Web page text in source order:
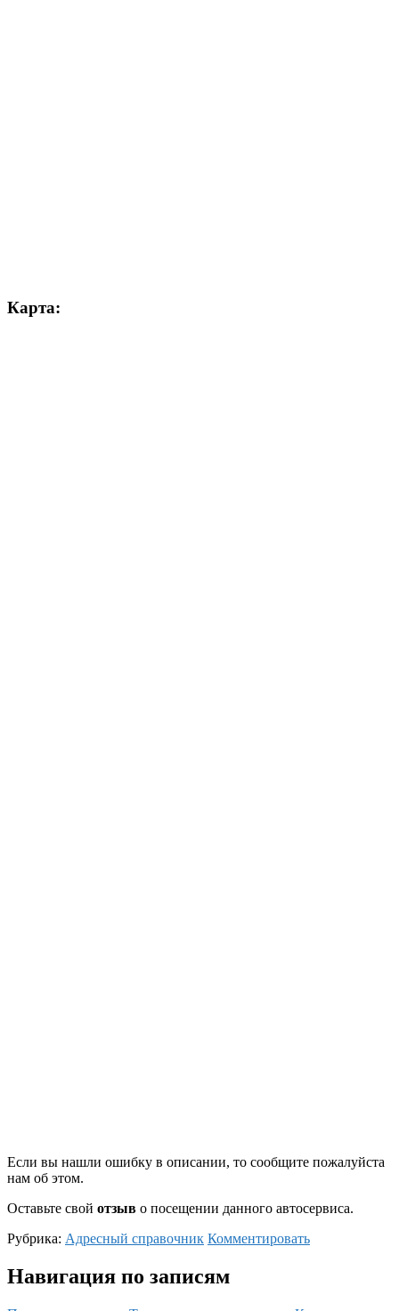
Карта:
Если вы нашли ошибку в описании, то сообщите пожалуйста
нам об этом.
Оставьте свой отзыв о посещении данного автосервиса.
Рубрика: Адресный справочник Комментировать
Навигация по записям